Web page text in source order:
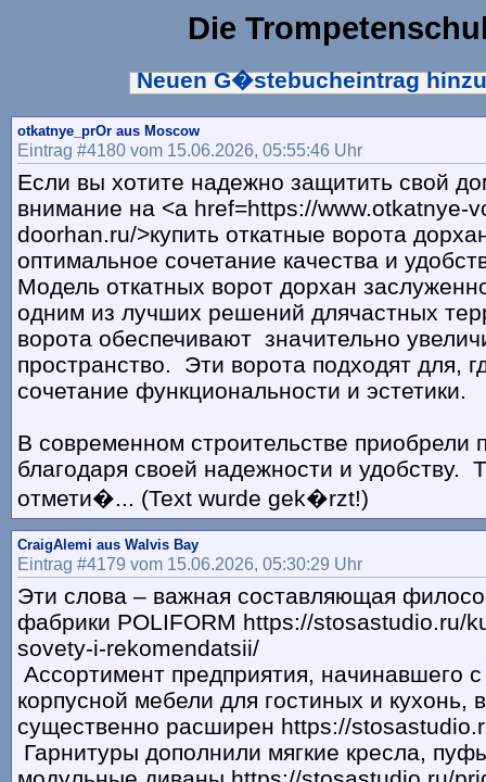
Die
Neuen G�stebucheintrag
otkatnye_prOr aus Moscow
Eintrag #4180 vom 15.06.2026, 05:55:46 Uhr
Если вы хотите надежно защитить свой
внимание на <a href=https://www.otkatnye-
doorhan.ru/>купить откатные ворота
оптимальное сочетание качества и
Модель откатных ворот дорхан
одним из лучших решений длячастных
ворота обеспечивают значительно
пространство. Эти ворота подходят для,
сочетание функциональности и эстетики.
В современном строительстве приобрели
благодаря своей надежности и удобству.
отмети�... (Text wurde gek�rzt!)
CraigAlemi aus Walvis Bay
Eintrag #4179 vom 15.06.2026, 05:30:29 Uhr
Эти слова – важная составляющая
фабрики POLIFORM https://stosastudio.ru/
sovety-i-rekomendatsii/
Ассортимент предприятия, начинавшего с
корпусной мебели для гостиных и кухонь,
существенно расширен https://
Гарнитуры дополнили мягкие кресла,